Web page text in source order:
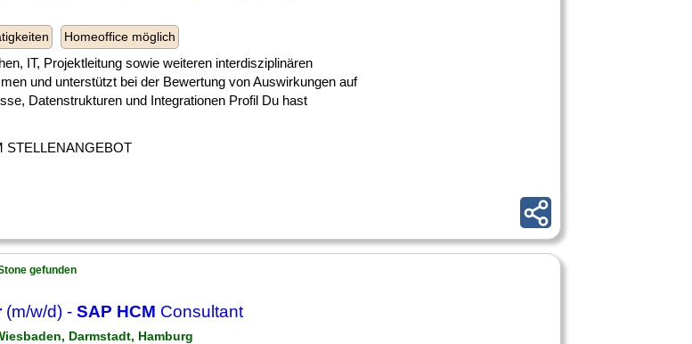
Homeoffice möglich
IT, Projektleitung sowie weiteren interdisziplinären
und unterstützt bei der Bewertung von Auswirkungen auf
Datenstrukturen und Integrationen Profil Du hast
STELLENANGEBOT
gefunden
(m/w/d) - SAP HCM Consultant
Darmstadt, Hamburg